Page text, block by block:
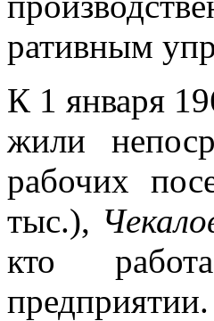
ративным
К 1 января
жили
рабочих
тыс.),
кто
предприятии.